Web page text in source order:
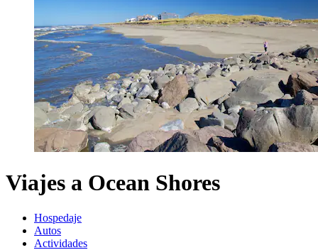
Viajes a Ocean Shores
Hospedaje
Autos
Actividades